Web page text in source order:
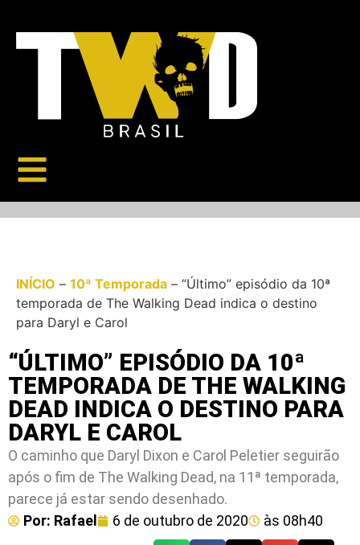
INÍCIO – 10ª Temporada – “Último” episódio da 10ª
temporada de The Walking Dead indica o destino
para Daryl e Carol
“ÚLTIMO” EPISÓDIO DA 10ª
TEMPORADA DE THE WALKING
DEAD INDICA O DESTINO PARA
DARYL E CAROL
O caminho que Daryl Dixon e Carol Peletier seguirão
após o fim de The Walking Dead, na 11ª temporada,
parece já estar sendo desenhado.
Por: Rafael 6 de outubro de 2020 às 08h40